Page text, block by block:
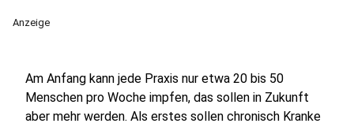
Anzeige
Am Anfang kann jede Praxis nur etwa 20 bis 50
Menschen pro Woche impfen, das sollen in Zukunft
aber mehr werden. Als erstes sollen chronisch Kranke